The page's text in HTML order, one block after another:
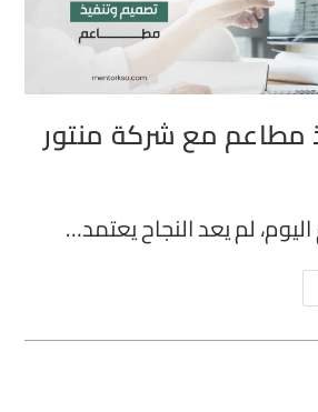
مطاعم مع شركة منتور
لم يعد النجاح يعتمد…